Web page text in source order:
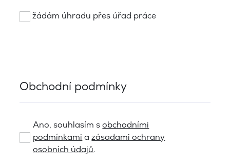
žádám úhradu přes úřad práce
Obchodní podmínky
Ano, souhlasím sobchodními
podmínkami azásadami ochrany
osobních údajů.